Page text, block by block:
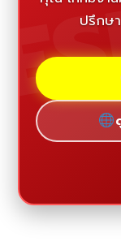
ปรึกษ